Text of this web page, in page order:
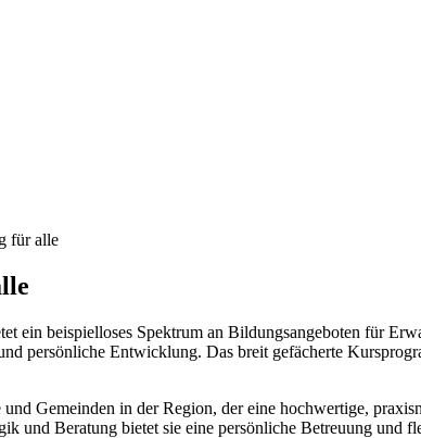
für alle
ein beispielloses Spektrum an Bildungsangeboten für
persönliche Entwicklung. Das breit gefächerte
Gemeinden in der Region, der eine hochwertige,
und Beratung bietet sie eine persönliche Betreuung